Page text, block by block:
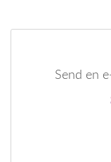
Send en